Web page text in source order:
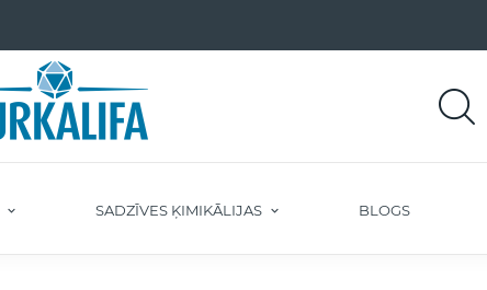
SADZĪVES ĶIMIKĀLIJAS BLOGS